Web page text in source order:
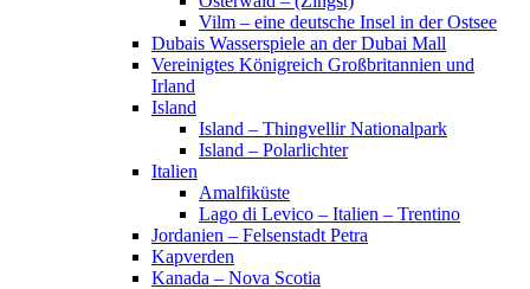
Vilm – eine deutsche Insel in der Ostsee
Dubais Wasserspiele an der Dubai Mall
Vereinigtes Königreich Großbritannien und
Irland
Island
Island – Thingvellir Nationalpark
Island – Polarlichter
Italien
Amalfiküste
Lago di Levico – Italien – Trentino
Jordanien – Felsenstadt Petra
Kapverden
Kanada – Nova Scotia